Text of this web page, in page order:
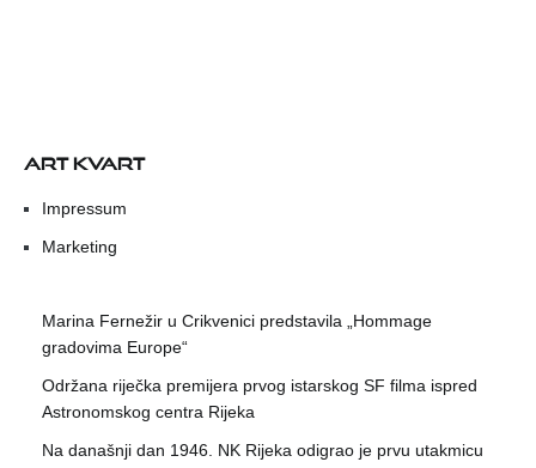
ART KVART
Impressum
Marketing
Marina Fernežir u Crikvenici predstavila „Hommage
gradovima Europe“
Održana riječka premijera prvog istarskog SF filma ispred
Astronomskog centra Rijeka
Na današnji dan 1946. NK Rijeka odigrao je prvu utakmicu